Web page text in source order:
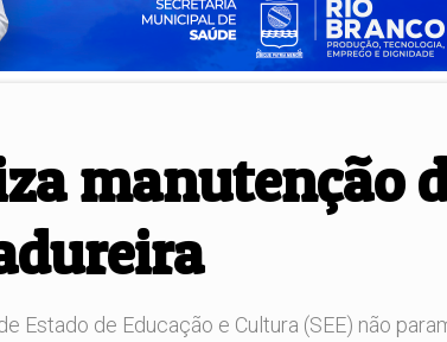
manutenção
de Educação e Cultura (SEE) não